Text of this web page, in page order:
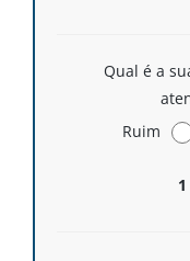
Qual é a
Ruim
1